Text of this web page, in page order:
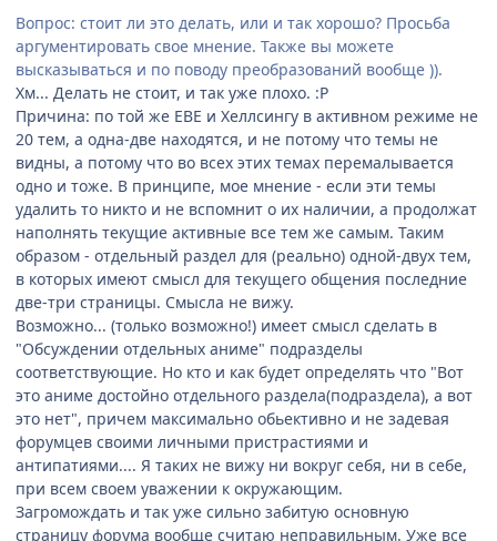
Вопрос: стоит ли это делать, или и так хорошо? Просьба
аргументировать свое мнение. Также вы можете
высказываться и по поводу преобразований вообще )).
Хм... Делать не стоит, и так уже плохо. :P
Причина: по той же ЕВЕ и Хеллсингу в активном режиме не
20 тем, а одна-две находятся, и не потому что темы не
видны, а потому что во всех этих темах перемалывается
одно и тоже. В принципе, мое мнение - если эти темы
удалить то никто и не вспомнит о их наличии, а продолжат
наполнять текущие активные все тем же самым. Таким
образом - отдельный раздел для (реально) одной-двух тем,
в которых имеют смысл для текущего общения последние
две-три страницы. Смысла не вижу.
Возможно... (только возможно!) имеет смысл сделать в
"Обсуждении отдельных аниме" подразделы
соответствующие. Но кто и как будет определять что "Вот
это аниме достойно отдельного раздела(подраздела), а вот
это нет", причем максимально обьективно и не задевая
форумцев своими личными пристрастиями и
антипатиями.... Я таких не вижу ни вокруг себя, ни в себе,
при всем своем уважении к окружающим.
Загромождать и так уже сильно забитую основную
страницу форума вообще считаю неправильным. Уже все